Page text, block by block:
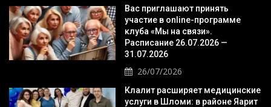
Вас приглашают принять
участие в online-программе
клуба «Мы на связи».
Расписание 26.07.2026 —
31.07.2026
26/07/2026
Клалит расширяет медицинские
услуги в Шломи: в районе Яарит